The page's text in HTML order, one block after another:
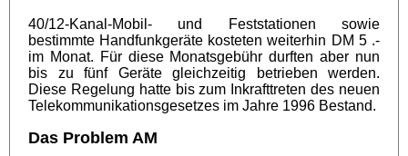
40/12-Kanal-Mobil- und Feststationen sowie
bestimmte Handfunkgeräte kosteten weiterhin DM 5 .-
im Monat. Für diese Monatsgebühr durften aber nun
bis zu fünf Geräte gleichzeitig betrieben werden.
Diese Regelung hatte bis zum Inkrafttreten des neuen
Telekommunikationsgesetzes im Jahre 1996 Bestand.
Das Problem AM